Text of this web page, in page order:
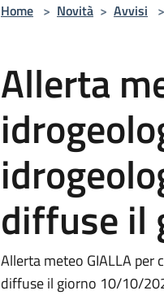
Home > Novità > Avvisi >
Allerta
diffuse il
Allerta meteo GIALLA
diffuse il giorno 10/10/